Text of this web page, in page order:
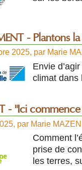
- Plantons
2025, par Marie
Envie
climat dans
- "Ici
, par Marie
Comment
prise de
les terres,